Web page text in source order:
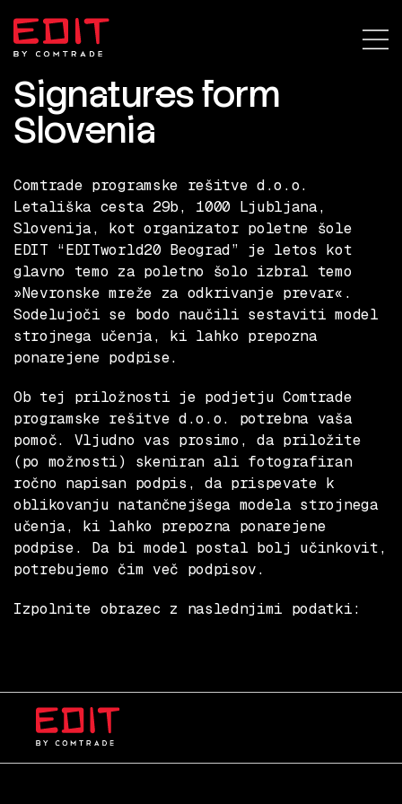
Signatures form
Slovenia
Comtrade programske rešitve d.o.o.
Letališka cesta 29b, 1000 Ljubljana,
Slovenija, kot organizator poletne šole
EDIT “EDITworld20 Beograd” je letos kot
glavno temo za poletno šolo izbral temo
»Nevronske mreže za odkrivanje prevar«.
Sodelujoči se bodo naučili sestaviti model
strojnega učenja, ki lahko prepozna
ponarejene podpise.
Ob tej priložnosti je podjetju Comtrade
programske rešitve d.o.o. potrebna vaša
pomoč. Vljudno vas prosimo, da priložite
(po možnosti) skeniran ali fotografiran
ročno napisan podpis, da prispevate k
oblikovanju natančnejšega modela strojnega
učenja, ki lahko prepozna ponarejene
podpise. Da bi model postal bolj učinkovit,
potrebujemo čim več podpisov.
Izpolnite obrazec z naslednjimi podatki: